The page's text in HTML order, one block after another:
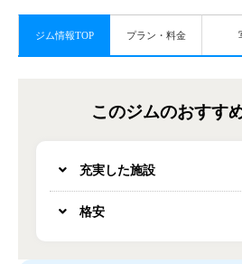
ジム情報TOP プラン・料金
このジムのおすす
充実した施設
格安